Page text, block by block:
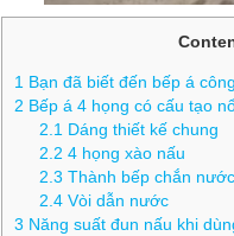
1Bạn đã biết đến bếp á
2 Bếp á 4 họng có cấu tạo
2.1Dáng thiết kế chung
2.2 4 họng xào nấu
2.3 Thành bếp chắn
2.4Vòi dẫn nước
3 Năng suất đun nấu khi